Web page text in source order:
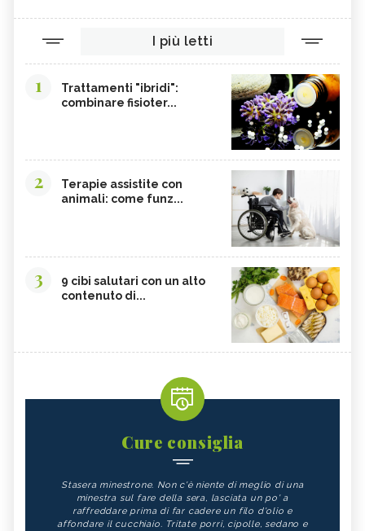
I più letti
1
Trattamenti "ibridi":
combinare fisioter...
2
Terapie assistite con
animali: come funz...
3
9 cibi salutari con un alto
contenuto di...
Cure consiglia
Stasera minestrone. Non c'è niente di meglio di una
minestra sul fare della sera, lasciata un po' a
raffreddare prima di far cadere un filo d'olio e
affondare il cucchiaio. Tritate porri, cipolle, sedano e